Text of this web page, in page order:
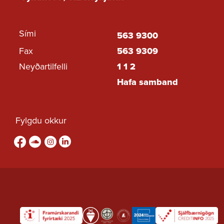
Sími
563 9300
Fax
563 9309
Neyðartilfelli
1 1 2
Hafa samband
Fylgdu okkur
Fylgdu okkur á Facebook
sound-cloud
Fylgdu okkur á Instagram
Fylgdu okkur á Linkedin